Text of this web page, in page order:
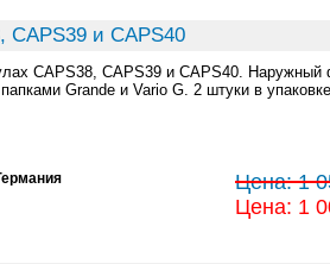
CAPS39 и CAPS40
CAPS38, CAPS39 и CAPS40. Наружный
Grande и Vario G. 2 штуки в
Цена: 1
Цена: 1